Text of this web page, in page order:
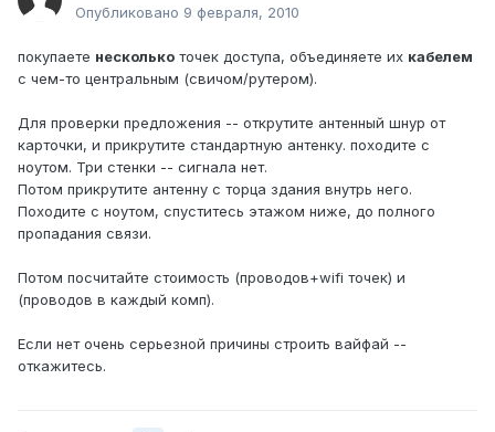
Опубликовано 9 февраля, 2010
покупаете несколько точек доступа, объединяете их кабелем
с чем-то центральным (свичом/рутером).
Для проверки предложения -- открутите антенный шнур от
карточки, и прикрутите стандартную антенку. походите с
ноутом. Три стенки -- сигнала нет.
Потом прикрутите антенну с торца здания внутрь него.
Походите с ноутом, спуститесь этажом ниже, до полного
пропадания связи.
Потом посчитайте стоимость (проводов+wifi точек) и
(проводов в каждый комп).
Если нет очень серьезной причины строить вайфай --
откажитесь.